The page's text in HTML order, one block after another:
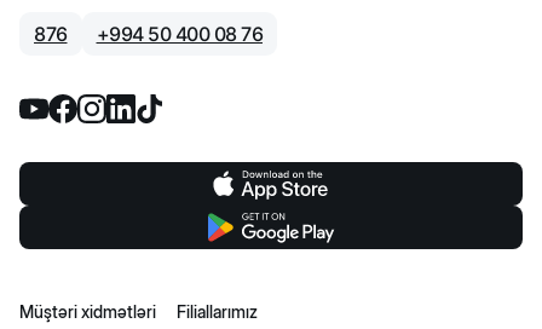
876 +994 50 400 08 76
Müştəri xidmətləri
Filiallarımız